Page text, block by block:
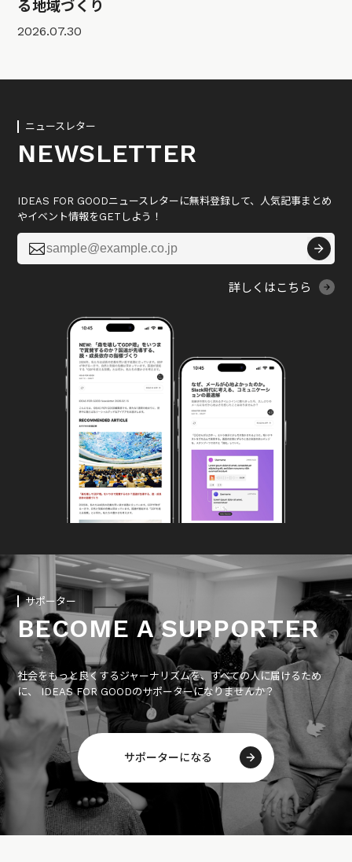
る地域づくり
2026.07.30
ニュースレター
NEWSLETTER
IDEAS FOR GOODニュースレターに無料登録して、人気記事まとめ
やイベント情報をGETしよう！

詳しくはこちら
サポーター
BECOME A SUPPORTER
社会をもっと良くするジャーナリズムを、すべての人に届けるため
に、 IDEAS FOR GOODのサポーターになりませんか？
サポーターになる